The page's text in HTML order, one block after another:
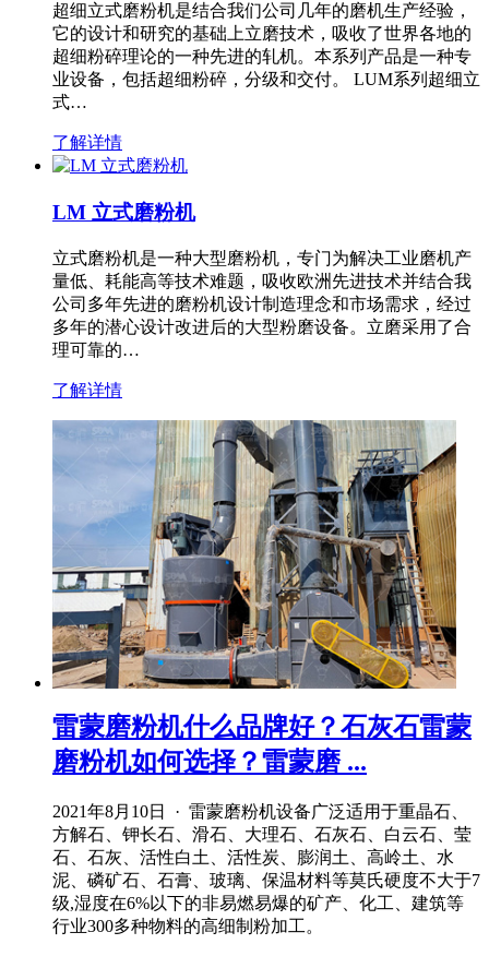
超细立式磨粉机是结合我们公司几年的磨机生产经验，
它的设计和研究的基础上立磨技术，吸收了世界各地的
超细粉碎理论的一种先进的轧机。本系列产品是一种专
业设备，包括超细粉碎，分级和交付。 LUM系列超细立
式…
了解详情
LM 立式磨粉机
立式磨粉机是一种大型磨粉机，专门为解决工业磨机产
量低、耗能高等技术难题，吸收欧洲先进技术并结合我
公司多年先进的磨粉机设计制造理念和市场需求，经过
多年的潜心设计改进后的大型粉磨设备。立磨采用了合
理可靠的…
了解详情
雷蒙磨粉机什么品牌好？石灰石雷蒙
磨粉机如何选择？雷蒙磨 ...
2021年8月10日 · 雷蒙磨粉机设备广泛适用于重晶石、
方解石、钾长石、滑石、大理石、石灰石、白云石、莹
石、石灰、活性白土、活性炭、膨润土、高岭土、水
泥、磷矿石、石膏、玻璃、保温材料等莫氏硬度不大于7
级,湿度在6%以下的非易燃易爆的矿产、化工、建筑等
行业300多种物料的高细制粉加工。